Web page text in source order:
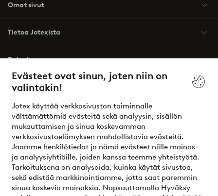
Evästeet ovat sinun, joten niin on
valintakin!
Jotex käyttää verkkosivuston toiminnalle
välttämättömiä evästeitä sekä analyysin, sisällön
mukauttamisen ja sinua koskevamman
verkkosivustoelämyksen mahdollistavia evästeitä.
Jaamme henkilötiedot ja nämä evästeet niille mainos-
ja analyysiyhtiöille, joiden kanssa teemme yhteistyötä.
Tarkoituksena on analysoida, kuinka käytät sivustoa,
sekä edistää markkinointiamme, jotta saat paremmin
sinua koskevia mainoksia. Napsauttamalla Hyväksy-
Omat sivut
Tietoa Jotexista
Palvelumme
Ehdot
Ystävät
Turvalliset maksut – maksa nyt tai erissä
Haluatko tietää lisää maksuvaihtoehdoistamme?
elpy